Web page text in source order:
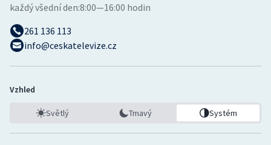
každý všední den:8:00—16:00 hodin
261 136 113
info@ceskatelevize.cz
Vzhled
Světlý Tmavý Systém